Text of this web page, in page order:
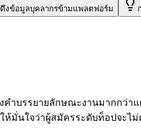
ดึงข้อมูลบุคลากรข้ามแพลตฟอร์ม
ำบรรยายลักษณะงานมากกว่า
ห้มั่นใจว่าผู้สมัครระดับท็อปจะ